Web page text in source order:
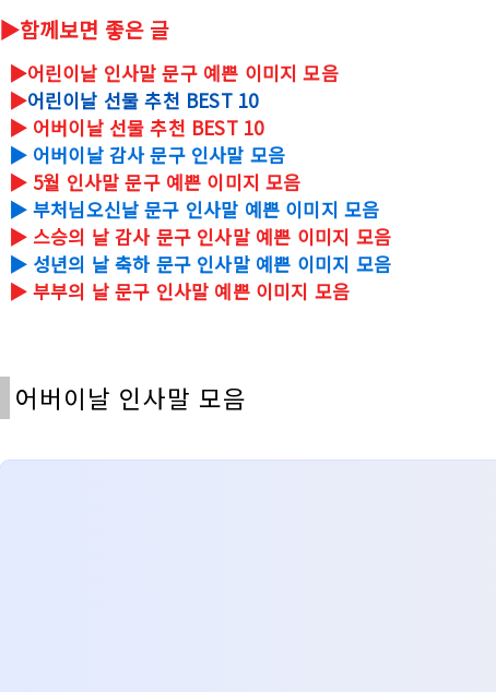
▶함께보면 좋은 글
▶어린이날 인사말 문구 예쁜 이미지 모음
▶어린이날 선물 추천 BEST 10
▶ 어버이날 선물 추천 BEST 10
▶ 어버이날 감사 문구 인사말 모음
▶ 5월 인사말 문구 예쁜 이미지 모음
▶ 부처님오신날 문구 인사말 예쁜 이미지 모음
▶ 스승의 날 감사 문구 인사말 예쁜 이미지 모음
▶ 성년의 날 축하 문구 인사말 예쁜 이미지 모음
▶ 부부의 날 문구 인사말 예쁜 이미지 모음
어버이날 인사말 모음